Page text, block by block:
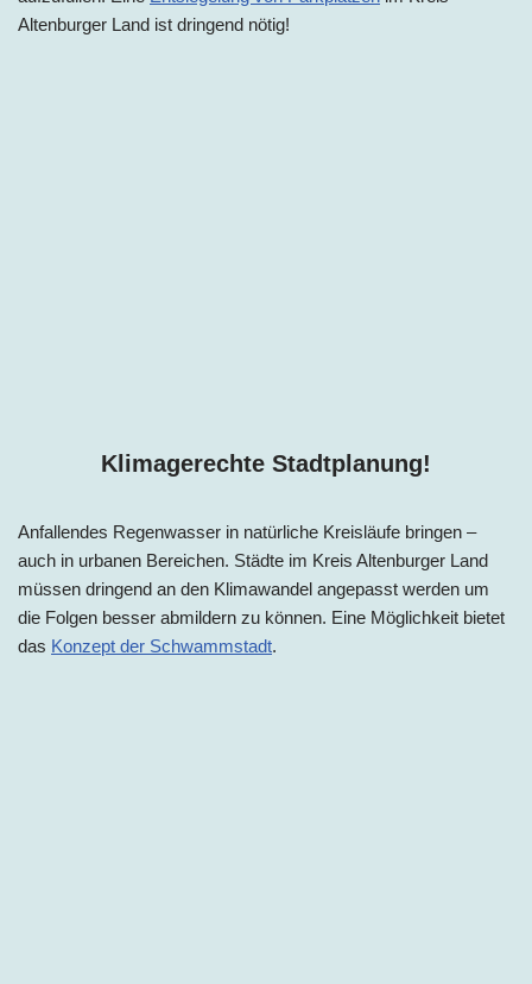
Altenburger Land ist dringend nötig!
Klimagerechte Stadtplanung!
Anfallendes Regenwasser in natürliche Kreisläufe bringen –
auch in urbanen Bereichen. Städte im Kreis Altenburger Land
müssen dringend an den Klimawandel angepasst werden um
die Folgen besser abmildern zu können. Eine Möglichkeit bietet
das Konzept der Schwammstadt.